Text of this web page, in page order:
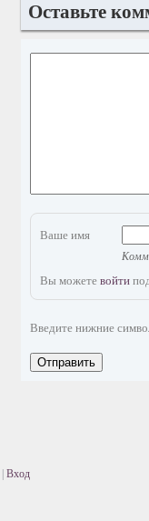
Оставьте
Ваше имя
Вы можете войти
Введите нижние
Отправить
Вход